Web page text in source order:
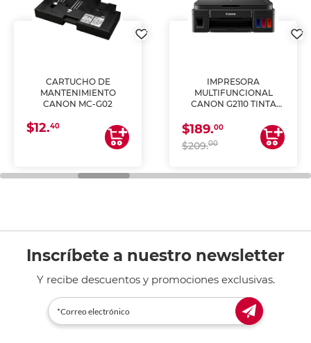
CARTUCHO DE
MANTENIMIENTO
CANON MC-G02
$12.40
IMPRESORA
MULTIFUNCIONAL
CANON G2110 TINTA
$189.00
$209.00
Inscríbete a nuestro newsletter
Y recibe descuentos y promociones exclusivas.